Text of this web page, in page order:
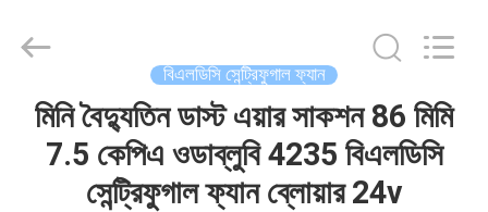
বাড়ি
Motor
Technology
Reserved.
বিএলডিসি সেন্ট্রিফুগাল ফ্যান
মিনি বৈদ্যুতিন ডাস্ট এয়ার সাকশন 86 মিমি
7.5 কেপিএ ওডাব্লুবি 4235 বিএলডিসি
সেন্ট্রিফুগাল ফ্যান ব্লোয়ার 24v